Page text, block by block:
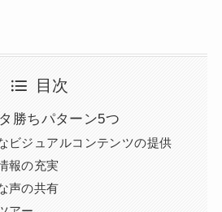
目次
勝ちパターン5つ
ビジュアルコンテンツの提供
報の充実
声の共有